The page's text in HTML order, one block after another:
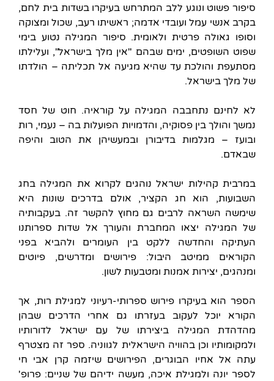
סיפור פשוט ונוגע ללב המתרחש בעיקרו בשדות בית לחם,
בקרב אנשי עמל ועובדי אדמה; ראשיתו רעב, שכול ומצוקה
וסופו גאולה פרטית ולאומית. סיפור המגילה נטוע בימי
שפוט השופטים, ימים שבהם "אין מלך בישראל", ועלילתו
מסתעפת והולכת עד שהיא מגיעה אל תכליתה – הולדתו
של מלך בישראל.
לא לחינם נתחבבה המגילה על קוראיה. חוט של חסד
נמשך והולך בין פסוקיה, והדמויות הפועלות בה – נעמי, רות
ובועז – מגלמות בדיבורן ובמעשיהן את הטוב והיפה
שבאדם.
במרבית קהילות ישראל נוהגים לקרוא את המגילה בחג
השבועות, הוא חג הקציר, אולם בדרכים שונות היא
שימשה השראה לרבים גם מחוץ להקשר זה. בעקבותיה
של המגילה יצאו המחברת והעורך אל שדות ספרותנו
העתיקה והחדשה ללקט בין העומרים ולהביא בפני
הקוראים ממיטב היבול: פירושים ומדרשים, פיוטים
ומנהגים, יצירות אמנות ומטבעות לשון.
הספר הוא בעיקרו פירוש ספרותי-רעיוני למגילת רות, אך
הקורא יוכל לעקוב בעזרתו גם אחרי הדרכים שבהן
מהדהדת המגילה ביצירתו של עם ישראל לדורותיו
ולמקומותיו וכן בהוויה הישראלית לגווניה. ספר זה מצטרף
עתה אל אחיו הבוגרים, הפירושים שיזמה קרן אבי חי
לספר יונה ולמגילת איכה, מעשה ידיהם של שניים: פרופ'